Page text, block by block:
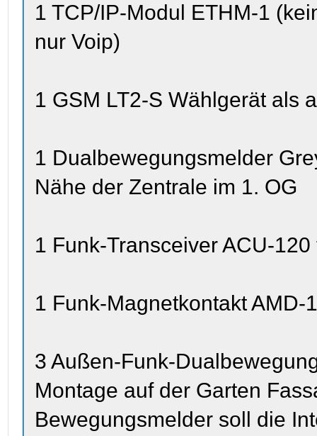
1 TCP/IP-Modul ETHM-1
nur Voip)
1 GSM LT2-S Wählgerät als
1 Dualbewegungsmelder
Nähe der Zentrale im 1. OG
1 Funk-Transceiver ACU-
1 Funk-Magnetkontakt
3 Außen-Funk-
Montage auf der Garten
Bewegungsmelder soll die